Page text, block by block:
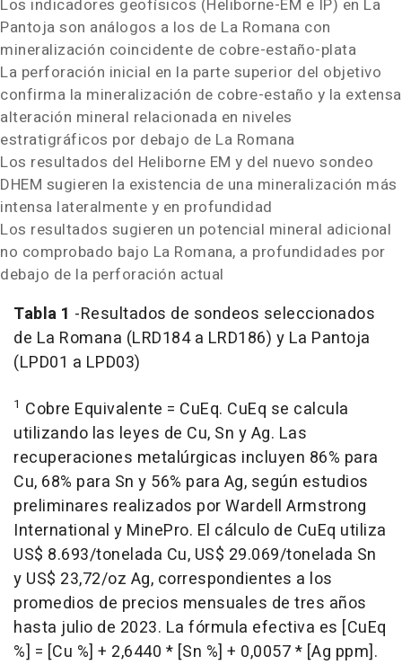
Los indicadores geofísicos (Heliborne-EM e IP) en La
Pantoja son análogos a los de La Romana con
mineralización coincidente de cobre-estaño-plata
La perforación inicial en la parte superior del objetivo
confirma la mineralización de cobre-estaño y la extensa
alteración mineral relacionada en niveles
estratigráficos por debajo de La Romana
Los resultados del Heliborne EM y del nuevo sondeo
DHEM sugieren la existencia de una mineralización más
intensa lateralmente y en profundidad
Los resultados sugieren un potencial mineral adicional
no comprobado bajo La Romana, a profundidades por
debajo de la perforación actual
Tabla 1 -Resultados de sondeos seleccionados
de La Romana (LRD184a LRD186) y La Pantoja
(LPD01 a LPD03)
1 Cobre Equivalente = CuEq. CuEq se calcula
utilizando las leyes de Cu, Sn y Ag. Las
recuperaciones metalúrgicas incluyen 86% para
Cu, 68% para Sn y 56% para Ag, según estudios
preliminares realizados por Wardell Armstrong
International y MinePro. El cálculo de CuEq utiliza
US$ 8.693/tonelada Cu, US$ 29.069/tonelada Sn
y US$ 23,72/oz Ag, correspondientes a los
promedios de precios mensuales de tres años
hasta julio de 2023. La fórmula efectiva es [CuEq
%] = [Cu %] + 2,6440 * [Sn %] + 0,0057 * [Ag ppm].